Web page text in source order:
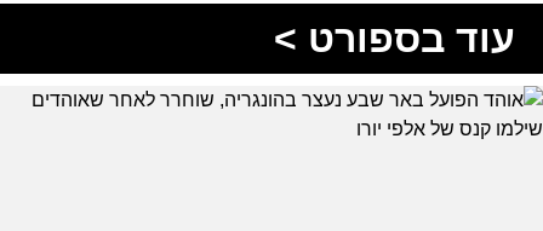
עוד בספורט >